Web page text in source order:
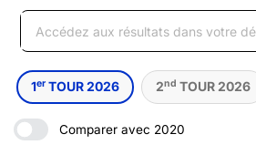
1er TOUR 2026 2nd TOUR 2026
Comparer avec 2020